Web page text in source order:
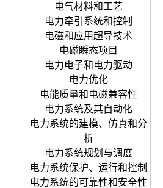
电气材料和工艺
电力牵引系统和控制
电磁和应用超导技术
电磁瞬态项目
电力电子和电力驱动
电力优化
电能质量和电磁兼容性
电力系统及其自动化
电力系统的建模、仿真和分
析
电力系统规划与调度
电力系统保护、运行和控制
电力系统的可靠性和安全性